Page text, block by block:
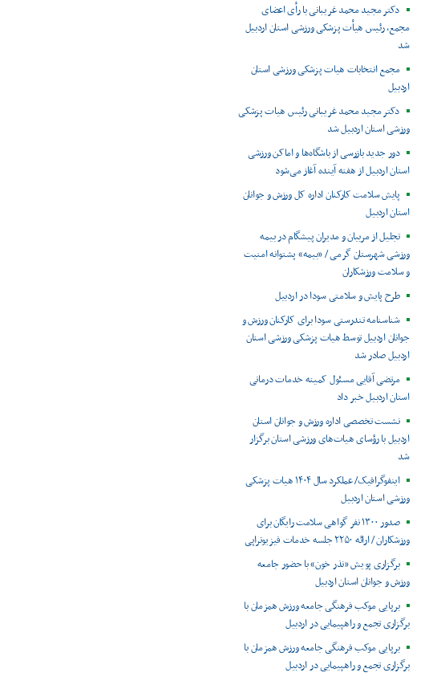
دکتر مجید محمد غریبانی با رأی اعضای
مجمع، رئیس هیأت پزشکی ورزشی استان اردبیل
شد
مجمع انتخابات هیات پزشکی ورزشی استان
اردبیل
دکتر مجید محمد غریبانی رئیس هیات پزشکی
ورزشی استان اردبیل شد
دور جدید بازرسی از باشگاه‌ها و اماکن ورزشی
استان اردبیل از هفته آینده آغاز می‌شود
پایش سلامت کارکنان اداره کل ورزش و جوانان
استان اردبیل
تجلیل از مربیان و مدیران پیشگام در بیمه
ورزشی شهرستان گرمی / «بیمه» پشتوانه امنیت
و سلامت ورزشکاران
طرح پایش و سلامتی سودا در اردبیل
شناسنامه تندرستی سودا برای کارکنان ورزش و
جوانان اردبیل توسط هیات پزشکی ورزشی استان
اردبیل صادر شد
مرتضی آقایی مسئول کمیته خدمات درمانی
استان اردبیل خبر داد
نشست تخصصی اداره ورزش و جوانان استان
اردبیل با رؤسای هیات‌های ورزشی استان برگزار
شد
اینفوگرافیک/ عملکرد سال ۱۴۰۴ هیات پزشکی
ورزشی استان اردبیل
صدور ۱۳۰۰ نفر گواهی سلامت رایگان برای
ورزشکاران / ارائه ۲۲۵۰ جلسه خدمات فیزیوتراپی
برگزاری پویش «نذر خون» با حضور جامعه
ورزش و جوانان استان اردبیل
برپایی موکب فرهنگی جامعه ورزش همزمان با
برگزاری تجمع و راهپیمایی در اردبیل
برپایی موکب فرهنگی جامعه ورزش همزمان با
برگزاری تجمع و راهپیمایی در اردبیل